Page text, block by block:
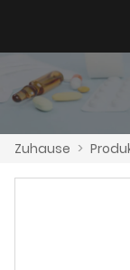
Zuhause >